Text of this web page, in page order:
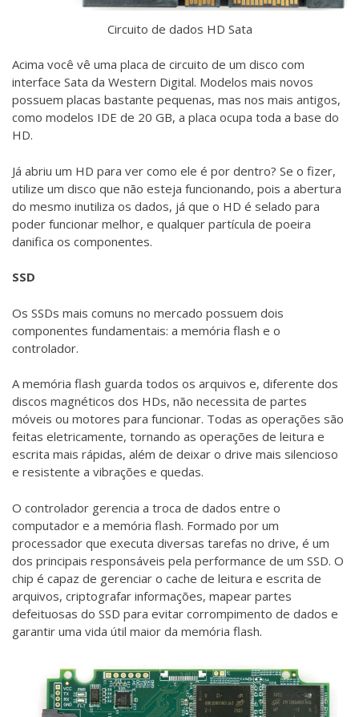
Circuito de dados HD Sata
Acima você vê uma placa de circuito de um disco com
interface Sata da Western Digital. Modelos mais novos
possuem placas bastante pequenas, mas nos mais antigos,
como modelos IDE de 20 GB, a placa ocupa toda a base do
HD.
Já abriu um HD para ver como ele é por dentro? Se o fizer,
utilize um disco que não esteja funcionando, pois a abertura
do mesmo inutiliza os dados, já que o HD é selado para
poder funcionar melhor, e qualquer partícula de poeira
danifica os componentes.
SSD
Os SSDs mais comuns no mercado possuem dois
componentes fundamentais: a memória flash e o
controlador.
A memória flash guarda todos os arquivos e, diferente dos
discos magnéticos dos HDs, não necessita de partes
móveis ou motores para funcionar. Todas as operações são
feitas eletricamente, tornando as operações de leitura e
escrita mais rápidas, além de deixar o drive mais silencioso
e resistente a vibrações e quedas.
O controlador gerencia a troca de dados entre o
computador e a memória flash. Formado por um
processador que executa diversas tarefas no drive, é um
dos principais responsáveis pela performance de um SSD. O
chip é capaz de gerenciar o cache de leitura e escrita de
arquivos, criptografar informações, mapear partes
defeituosas do SSD para evitar corrompimento de dados e
garantir uma vida útil maior da memória flash.